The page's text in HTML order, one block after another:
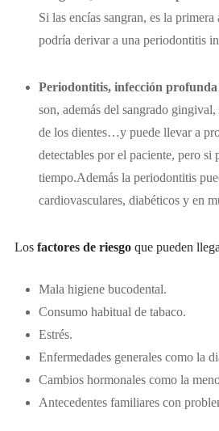
Si las encías sangran, es la
podría derivar a una periodontitis
Periodontitis, infección profunda
son, además del sangrado
de los dientes…y puede llevar a
detectables por el paciente, pero si
tiempo.Además la periodontitis
cardiovasculares, diabéticos y en
Losfactores de riesgoque pueden
Mala higiene bucodental.
Consumo habitual de tabaco.
Estrés.
Enfermedades generales como la
Cambios hormonales como la
Antecedentes familiares con